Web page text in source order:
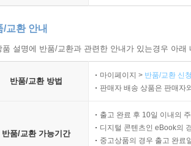
/교환 안내
설명에 반품/교환과 관련한 안내가 있는경우 아
반품/교환 방법
마이페이지 > 반품/교환 신
판매자 배송 상품은 판매자
반품/교환 가능기간
출고 완료 후 10일 이내의
디지털 콘텐츠인 eBook의
중고상품의 경우 출고 완료